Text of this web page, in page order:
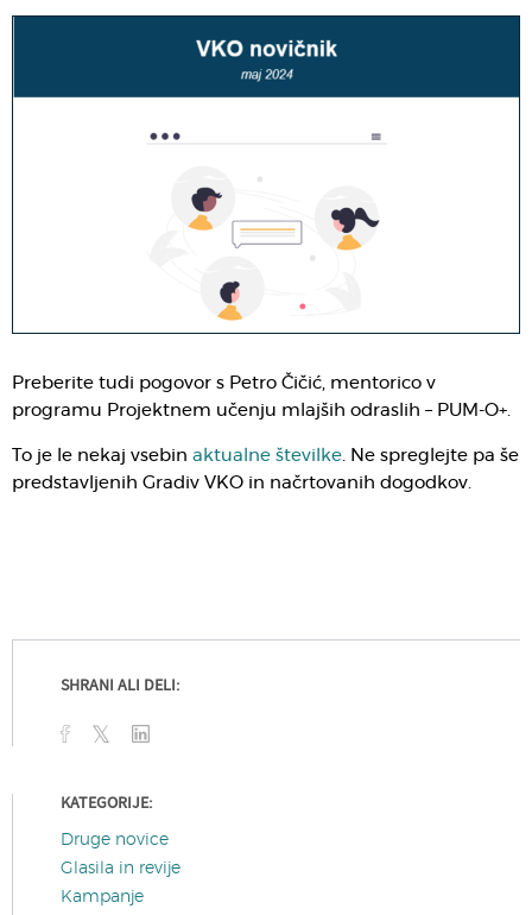
Preberite tudi pogovor s Petro Čičić, mentorico v
programu Projektnem učenju mlajših odraslih – PUM-O+.
To je le nekaj vsebin aktualne številke. Ne spreglejte pa še
predstavljenih Gradiv VKO in načrtovanih dogodkov.
SHRANI ALI DELI:
KATEGORIJE:
Druge novice
Glasila in revije
Kampanje